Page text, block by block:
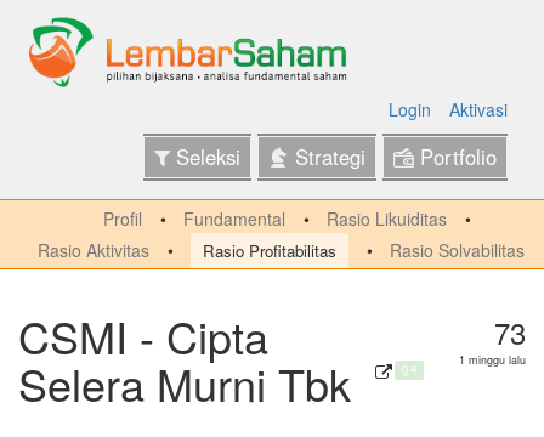
Login Aktivasi
Seleksi Strategi Portfolio
Profil Fundamental
Rasio Likuiditas
Rasio Aktivitas
Rasio Profitabilitas Rasio Solvabilitas
CSMI - Cipta
Selera Murni Tbk Q4
73
1 minggu lalu